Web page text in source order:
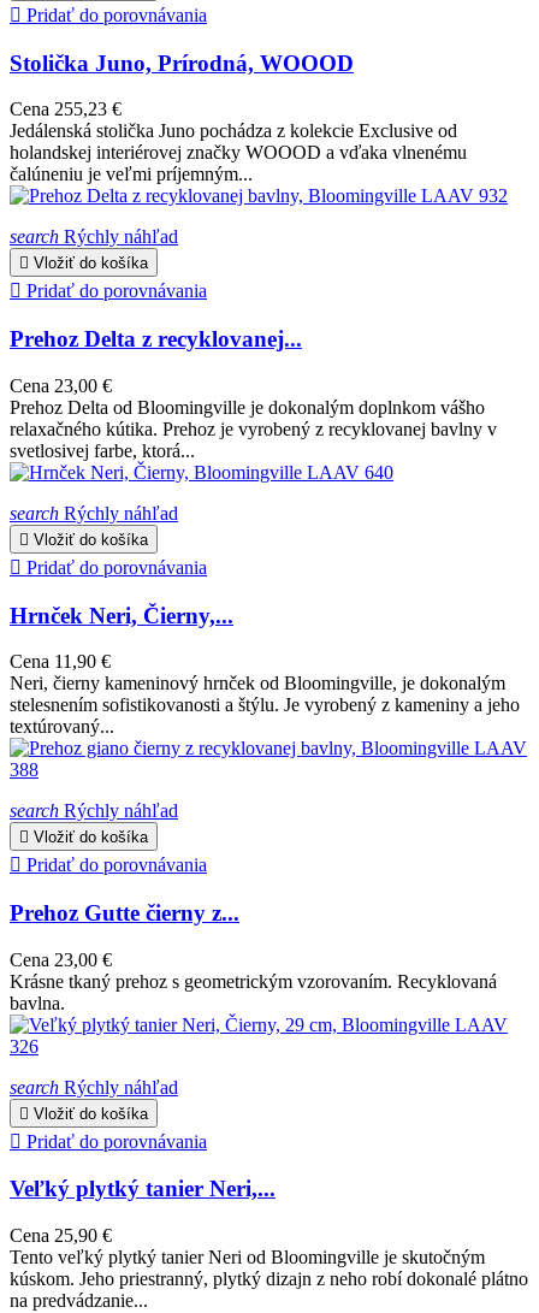
 Pridať do porovnávania
Stolička Juno, Prírodná, WOOOD
Cena 255,23 €
Jedálenská stolička Juno pochádza z kolekcie Exclusive od
holandskej interiérovej značky WOOOD a vďaka vlnenému
čalúneniu je veľmi príjemným...
search Rýchly náhľad
 Vložiť do košíka
 Pridať do porovnávania
Prehoz Delta z recyklovanej...
Cena 23,00 €
Prehoz Delta od Bloomingville je dokonalým doplnkom vášho
relaxačného kútika. Prehoz je vyrobený z recyklovanej bavlny v
svetlosivej farbe, ktorá...
search Rýchly náhľad
 Vložiť do košíka
 Pridať do porovnávania
Hrnček Neri, Čierny,...
Cena 11,90 €
Neri, čierny kameninový hrnček od Bloomingville, je dokonalým
stelesnením sofistikovanosti a štýlu. Je vyrobený z kameniny a jeho
textúrovaný...
search Rýchly náhľad
 Vložiť do košíka
 Pridať do porovnávania
Prehoz Gutte čierny z...
Cena 23,00 €
Krásne tkaný prehoz s geometrickým vzorovaním. Recyklovaná
bavlna.
search Rýchly náhľad
 Vložiť do košíka
 Pridať do porovnávania
Veľký plytký tanier Neri,...
Cena 25,90 €
Tento veľký plytký tanier Neri od Bloomingville je skutočným
kúskom. Jeho priestranný, plytký dizajn z neho robí dokonalé plátno
na predvádzanie...